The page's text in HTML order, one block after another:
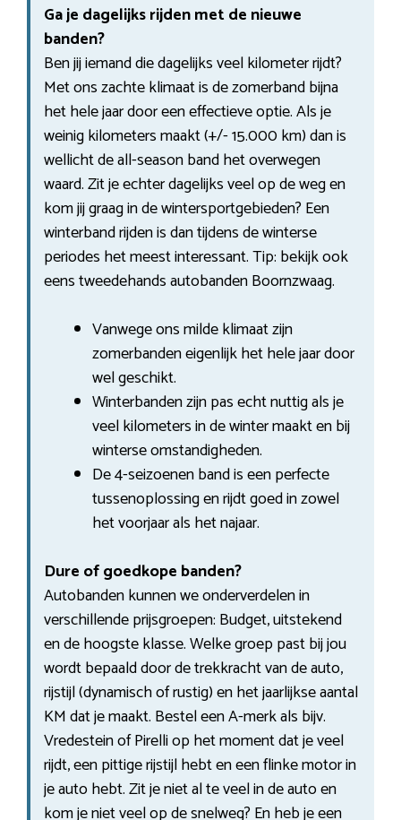
Ga je dagelijks rijden met de nieuwe
banden?
Ben jij iemand die dagelijks veel kilometer rijdt?
Met ons zachte klimaat is de zomerband bijna
het hele jaar door een effectieve optie. Als je
weinig kilometers maakt (+/- 15.000 km) dan is
wellicht de all-season band het overwegen
waard. Zit je echter dagelijks veel op de weg en
kom jij graag in de wintersportgebieden? Een
winterband rijden is dan tijdens de winterse
periodes het meest interessant. Tip: bekijk ook
eens tweedehands autobanden Boornzwaag.
Vanwege ons milde klimaat zijn
zomerbanden eigenlijk het hele jaar door
wel geschikt.
Winterbanden zijn pas echt nuttig als je
veel kilometers in de winter maakt en bij
winterse omstandigheden.
De 4-seizoenen band is een perfecte
tussenoplossing en rijdt goed in zowel
het voorjaar als het najaar.
Dure of goedkope banden?
Autobanden kunnen we onderverdelen in
verschillende prijsgroepen: Budget, uitstekend
en de hoogste klasse. Welke groep past bij jou
wordt bepaald door de trekkracht van de auto,
rijstijl (dynamisch of rustig) en het jaarlijkse aantal
KM dat je maakt. Bestel een A-merk als bijv.
Vredestein of Pirelli op het moment dat je veel
rijdt, een pittige rijstijl hebt en een flinke motor in
je auto hebt. Zit je niet al te veel in de auto en
kom je niet veel op de snelweg? En heb je een